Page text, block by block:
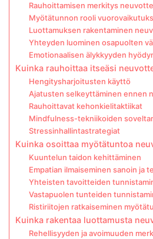
Rauhoittamisen merkitys
Myötätunnon rooli
Luottamuksen rakentaminen
Yhteyden luominen osapuolten
Emotionaalisen älykkyyden
Kuinka rauhoittaa itseäsi
Hengitysharjoitusten käyttö
Ajatusten selkeyttäminen ennen
Rauhoittavat kehonkielitaktiikat
Mindfulness-tekniikoiden
Stressinhallintastrategiat
Kuinka osoittaa myötätuntoa
Kuuntelun taidon kehittäminen
Empatian ilmaiseminen sanoin ja
Yhteisten tavoitteiden
Vastapuolen tunteiden
Ristiriitojen ratkaiseminen
Kuinka rakentaa luottamusta
Rehellisyyden ja avoimuuden